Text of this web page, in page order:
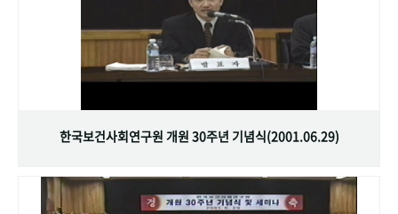
한국보건사회연구원 개원 30주년 기념식(2001.06.29)